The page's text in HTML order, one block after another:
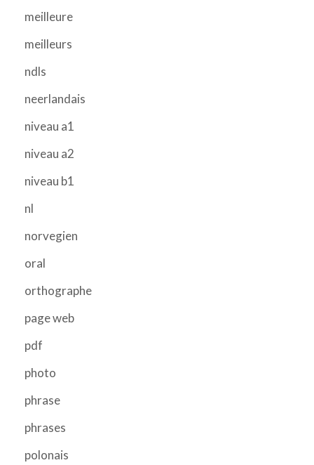
meilleure
meilleurs
ndls
neerlandais
niveau a1
niveau a2
niveau b1
nl
norvegien
oral
orthographe
page web
pdf
photo
phrase
phrases
polonais